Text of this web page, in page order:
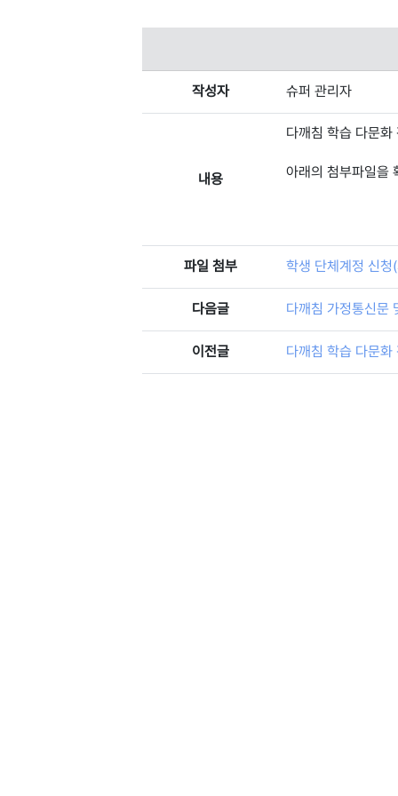
작성자 슈퍼 관리자
내용
다깨침 학습 다문
아래의 첨부파일을
파일 첨부 학생 단체계정 신
다음글 다깨침 가정통신문
이전글 다깨침 학습 다문